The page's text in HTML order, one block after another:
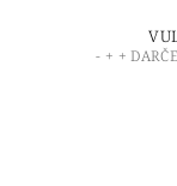
- + +